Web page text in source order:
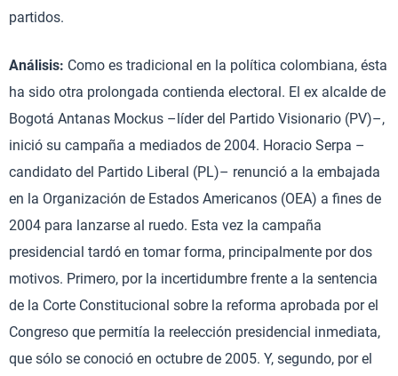
partidos.
Análisis: Como es tradicional en la política colombiana, ésta
ha sido otra prolongada contienda electoral. El ex alcalde de
Bogotá Antanas Mockus –líder del Partido Visionario (PV)–,
inició su campaña a mediados de 2004. Horacio Serpa –
candidato del Partido Liberal (PL)– renunció a la embajada
en la Organización de Estados Americanos (OEA) a fines de
2004 para lanzarse al ruedo. Esta vez la campaña
presidencial tardó en tomar forma, principalmente por dos
motivos. Primero, por la incertidumbre frente a la sentencia
de la Corte Constitucional sobre la reforma aprobada por el
Congreso que permitía la reelección presidencial inmediata,
que sólo se conoció en octubre de 2005. Y, segundo, por el